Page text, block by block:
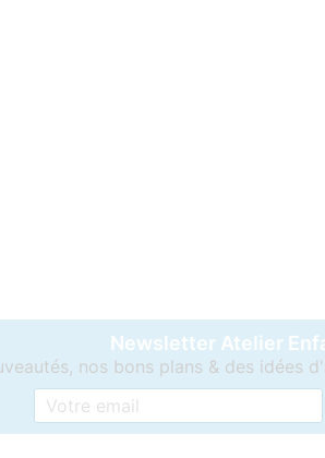
Newsletter Atelier
nos bons plans & des idées